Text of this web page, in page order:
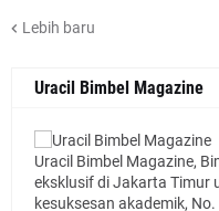
Lebih baru
Uracil Bimbel Magazine
Uracil Bimbel Magazine,
eksklusif di Jakarta Timur
kesuksesan akademik,